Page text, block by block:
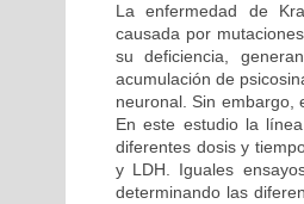
La enfermedad de
causada por
su deficiencia,
acumulación de
neuronal. Sin embargo,
En este estudio la
diferentes dosis y
y LDH. Iguales
determinando las